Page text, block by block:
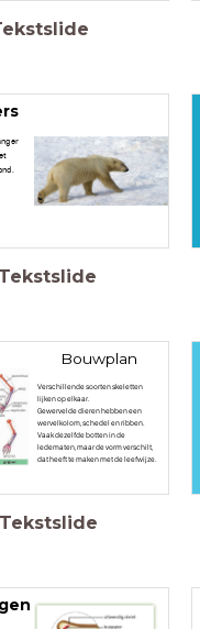
Tekstslide
Bouwplan
Verschillende soorten skeletten
lijken op elkaar.
Gewervelde dieren hebben een
wervelkolom, schedel en ribben.
Vaak dezelfde botten in de
ledematen, maar de vorm verschilt,
dat heeft te maken met de leefwijze.
Tekstslide